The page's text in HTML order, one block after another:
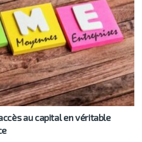
au capital en véritable